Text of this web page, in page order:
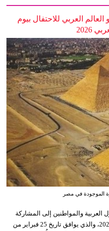
العربي للاحتفال بيوم
2026
الموجودة في مصر
العربية والمواطنين إلى المشاركة
في الاحتفال بيوم السياحة العربي لعام 2026، والذي يوافق تاريخ 25 فبراير من